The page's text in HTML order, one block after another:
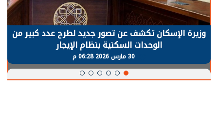
وزيرة الإسكان تكشف عن تصور جديد لطرح عدد كبير من
الوحدات السكنية بنظام الإيجار